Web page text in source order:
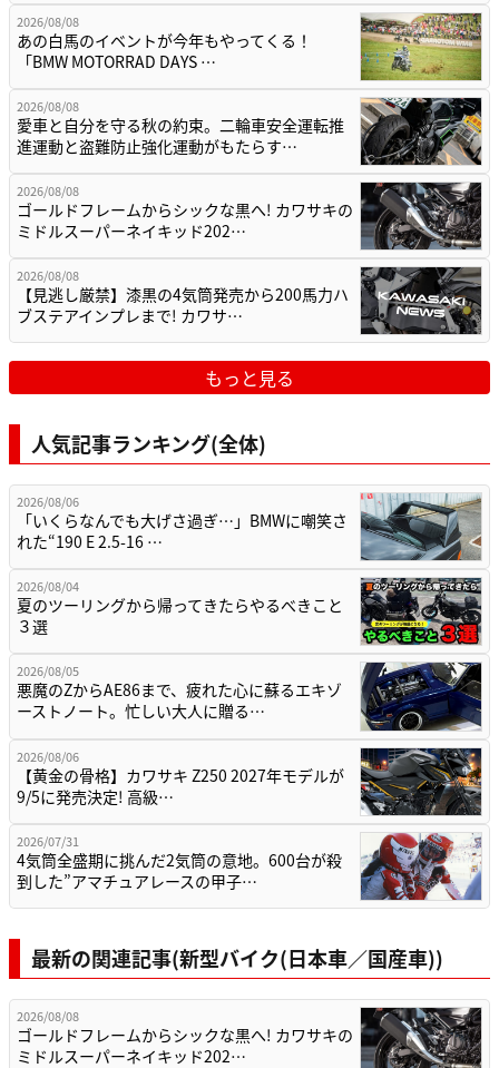
2026/08/08
あの白馬のイベントが今年もやってくる！
「BMW MOTORRAD DAYS …
2026/08/08
愛車と自分を守る秋の約束。二輪車安全運転推
進運動と盗難防止強化運動がもたらす…
2026/08/08
ゴールドフレームからシックな黒へ! カワサキの
ミドルスーパーネイキッド202…
2026/08/08
【見逃し厳禁】漆黒の4気筒発売から200馬力ハ
ブステアインプレまで! カワサ…
もっと見る
人気記事ランキング(全体)
2026/08/06
「いくらなんでも大げさ過ぎ…」BMWに嘲笑さ
れた“190 E 2.5-16 …
2026/08/04
夏のツーリングから帰ってきたらやるべきこと
３選
2026/08/05
悪魔のZからAE86まで、疲れた心に蘇るエキゾ
ーストノート。忙しい大人に贈る…
2026/08/06
【黄金の骨格】カワサキ Z250 2027年モデルが
9/5に発売決定! 高級…
2026/07/31
4気筒全盛期に挑んだ2気筒の意地。600台が殺
到した”アマチュアレースの甲子…
最新の関連記事(新型バイク(日本車／国産車))
2026/08/08
ゴールドフレームからシックな黒へ! カワサキの
ミドルスーパーネイキッド202…